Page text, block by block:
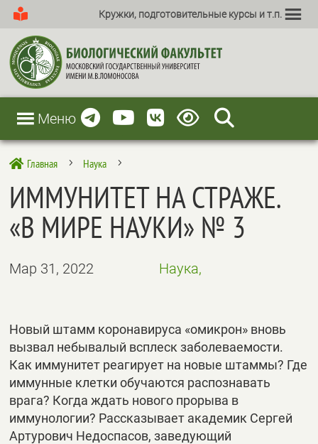
Кружки, подготовительные курсы и т.п.
Меню
 Главная 5 Наука 5
ИММУНИТЕТ НА СТРАЖЕ.
«В МИРЕ НАУКИ» № 3
Мар 31, 2022 Наука,
Новый штамм коронавируса «омикрон» вновь
вызвал небывалый всплеск заболеваемости.
Как иммунитет реагирует на новые штаммы? Где
иммунные клетки обучаются распознавать
врага? Когда ждать нового прорыва в
иммунологии? Рассказывает академик Сергей
Артурович Недоспасов, заведующий